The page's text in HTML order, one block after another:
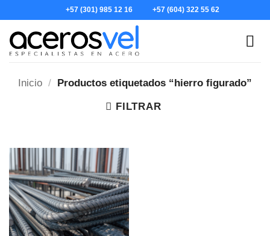
to
content
+57 (301) 985 12 16 +57 (604) 322 55 62
Inicio / Productos etiquetados “hierro figurado”
FILTRAR